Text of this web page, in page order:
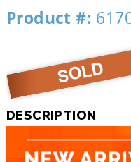
Product #:
DESCRIPTION